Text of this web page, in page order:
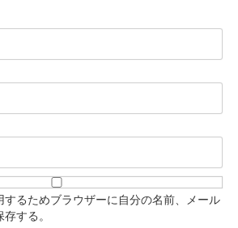
するためブラウザーに自分の名前、メール
する。